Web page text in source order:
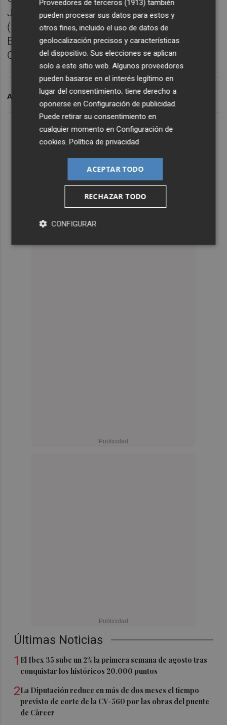
Últimas Noticias
1 El Ibex 35 sube un 2% la primera semana de agosto tras
conquistar los históricos 20.000 puntos
2La Diputación reduce en más de dos meses el tiempo
previsto de corte de la CV-560 por las obras del puente
de Càrcer
Javier Sapiña (contrabajo), Juanjo Llimerá
(trompa), Javier Barberá (trompeta), J.
Bautista Abad (trombón) y Miguel Ángel
Orero (percusión).
ARCHIVADO EN MÚSICA
Proveedores de terceros (1913) también
pueden procesar sus datos para estos y
otros fines, incluido el uso de datos de
geolocalización precisos y características
del dispositivo. Sus elecciones se aplican
solo a este sitio web. Algunos proveedores
pueden basarse en el interés legítimo en
lugar del consentimiento; tiene derecho a
oponerse enConfiguración de publicidad.
Puede retirar su consentimiento en
cualquier momento enConfiguración de
cookies.Política de privacidad
ACEPTAR TODO
RECHAZAR TODO
CONFIGURAR